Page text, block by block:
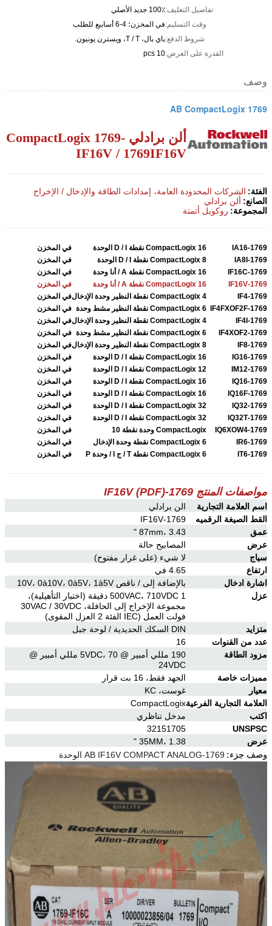
تفاصيل التغليف:100٪ جديد الأصلي
وقت التسليم:في المخزن؛ 4-6 أسابيع للطلب
شروط الدفع:باي بال، T / T، ويسترن يونيون.
القدرة على العرض:10 pcs
وصف
AB CompactLogix 1769
ألن برادلي CompactLogix 1769-
IF16V / 1769IF16V
الفئة: الشركات المحدودة العامة، إمدادات الطاقة والإدخال / الإخراج
الصانع: ألن برادلي
المجموعة: روكويل أتمتة
1769-IA16 CompactLogix 16 نقطة D / I الوحدة
في المخزن
1769-IA8I
CompactLogix 8 نقطة D / I الوحدة
في المخزن
1769-IF16C
CompactLogix 16 نقطة A / أنا وحدة
في المخزن
1769-IF16V
CompactLogix 16 نقطة A / أنا وحدة
في المخزن
1769-IF4
CompactLogix 4 نقطة النظير وحدة الإدخال
في المخزن
1769-IF4FXOF2F
CompactLogix 6 نقطة النظير مشط وحدة
في المخزن
1769-IF4I
CompactLogix 4 نقطة النظير وحدة الإدخال
في المخزن
1769-IF4XOF2
CompactLogix 6 نقطة النظير مشط وحدة
في المخزن
1769-IF8
CompactLogix 8 نقطة النظير وحدة الإدخال
في المخزن
1769-IG16
CompactLogix 16 نقطة D / I الوحدة
في المخزن
1769-IM12
CompactLogix 12 نقطة D / I الوحدة
في المخزن
1769-IQ16
CompactLogix 16 نقطة D / I الوحدة
في المخزن
1769-IQ16F
CompactLogix 16 نقطة D / I الوحدة
في المخزن
1769-IQ32
CompactLogix 32 نقطة D / I الوحدة
في المخزن
1769-IQ32T
CompactLogix 32 نقطة D / I الوحدة
في المخزن
1769-IQ6XOW4
CompactLogix وحدة نقطة 10
في المخزن
1769-IR6
CompactLogix 6 نقطة وحدة الإدخال
في المخزن
1769-IT6
CompactLogix 6 نقطة T / ج I / وحدة P في المخزن
مواصفات المنتج 1769-IF16V (PDF)
اسم العلامة التجارية
الن برادلي
القط الصيغة الرقميه
1769-IF16V
عمق
87mm، 3.43 "
عرض
المصابيح حالة
سياج
لا شيء (على غرار مفتوح)
ارتفاع
4.65 في
اشارة ادخال
بالإضافة إلى / ناقص 10V، 0à10V، 0à5V، 1à5V
عزل
500VAC، 710VDC 1 دقيقة (اختبار التأهيلية)،
مجموعة الإخراج إلى الحافلة، 30VAC / 30VDC
فولت العمل (IEC الفئة 2 العزل المقوى)
متزايد
DIN السكك الحديدية / لوحة جبل
عدد من القنوات
16
مزود الطاقة
190 مللي أمبير @ 5VDC، 70 مللي أمبير @
24VDC
مميزات خاصة
الجهد فقط، 16 بت قرار
معيار
غوست، KC
العلامة التجارية الفرعيةCompactLogix
اكتب
مدخل تناظري
UNSPSC
32151705
عرض
35MM، 1.38 "
وصف جزء: 1769-AB IF16V COMPACT ANALOG الوحدة